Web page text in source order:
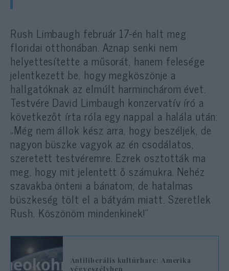
Rush Limbaugh február 17-én halt meg
floridai otthonában. Aznap senki nem
helyettesítette a műsorát, hanem felesége
jelentkezett be, hogy megköszönje a
hallgatóknak az elmúlt harminchárom évet.
Testvére David Limbaugh konzervatív író a
következőt írta róla egy nappal a halála után:
„Még nem állok kész arra, hogy beszéljek, de
nagyon büszke vagyok az én csodálatos,
szeretett testvéremre. Ezrek osztották ma
meg, hogy mit jelentett ő számukra. Nehéz
szavakba önteni a bánatom, de hatalmas
büszkeség tölt el a bátyám miatt. Szeretlek
Rush. Köszönöm mindenkinek!”
Antiliberális kultúrharc: Amerika
végveszélyben